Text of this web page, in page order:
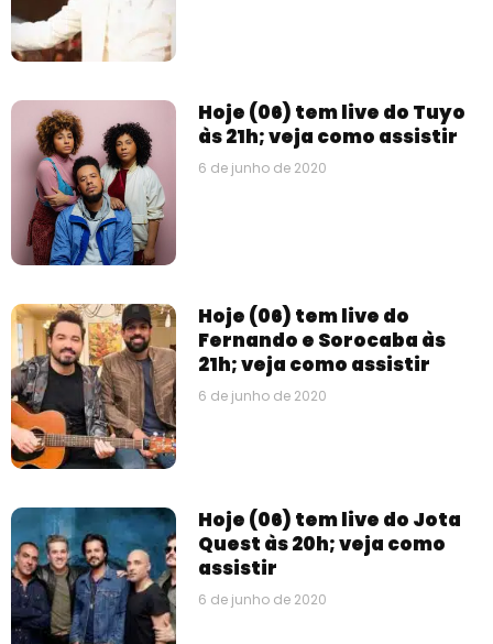
Hoje (06) tem live do Tuyo
às 21h; veja como assistir
6 de junho de 2020
Hoje (06) tem live do
Fernando e Sorocaba às
21h; veja como assistir
6 de junho de 2020
Hoje (06) tem live do Jota
Quest às 20h; veja como
assistir
6 de junho de 2020